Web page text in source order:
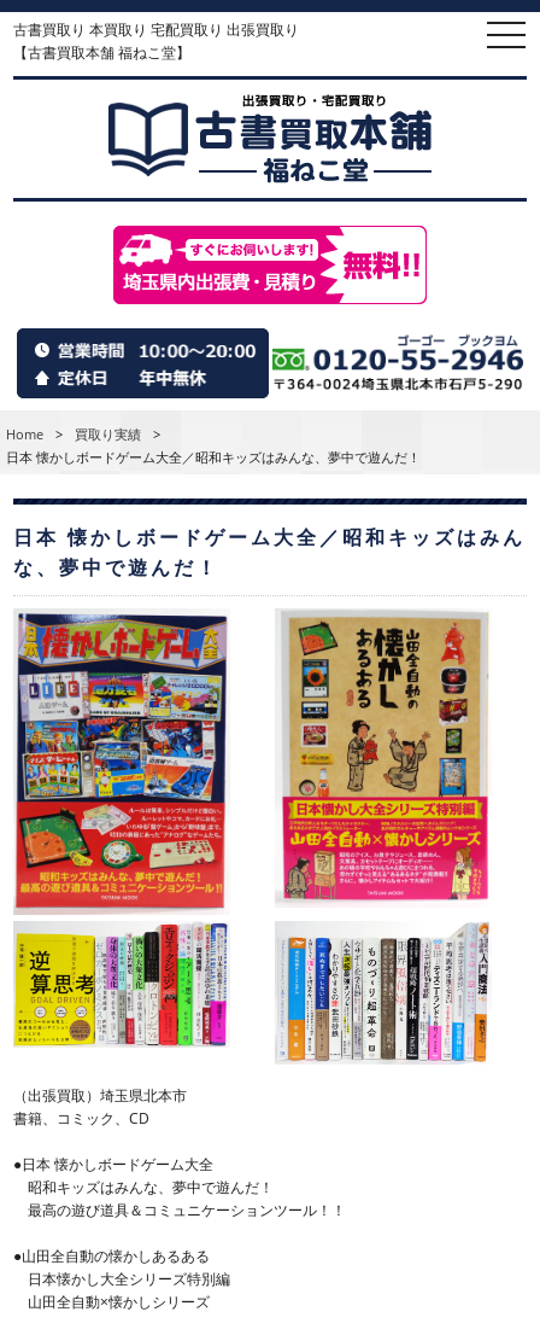
古書買取り 本買取り 宅配買取り 出張買取り
【古書買取本舗 福ねこ堂】
Home > 買取り実績
>
日本 懐かしボードゲーム大全／昭和キッズはみんな、夢中で遊んだ！
日本 懐かしボードゲーム大全／昭和キッズはみん
な、夢中で遊んだ！
（出張買取）埼玉県北本市
書籍、コミック、CD
●日本 懐かしボードゲーム大全
昭和キッズはみんな、夢中で遊んだ！
最高の遊び道具＆コミュニケーションツール！！
●山田全自動の懐かしあるある
日本懐かし大全シリーズ特別編
山田全自動×懐かしシリーズ